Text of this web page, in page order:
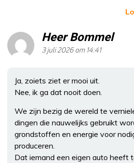
Heer Bommel
3 juli 2026 om 14:41
Ja, zoiets ziet er mooi uit.
Nee, ik ga dat nooit doen.
We zijn bezig de wereld te
dingen die nauwelijks gebruikt
grondstoffen en energie voor
produceren.
Dat iemand een eigen auto heeft